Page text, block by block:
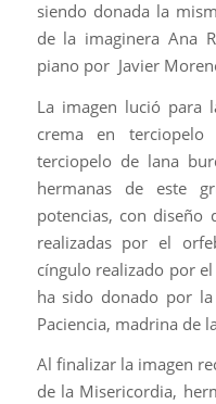
siendo donada la
de la imaginera Ana
piano por Javier
La imagen lució para
crema en
terciopelo de lana
hermanas de este
potencias, con diseño
realizadas por el
cíngulo realizado por
ha sido donado por
Paciencia, madrina de
Al finalizar la imagen
de la Misericordia,